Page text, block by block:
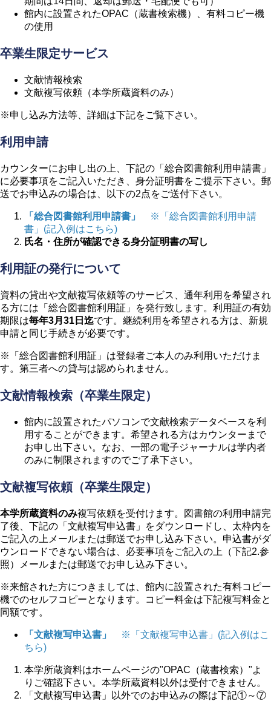
館内に設置されたOPAC（蔵書検索機）、有料コピー機
の使用
卒業生限定サービス
文献情報検索
文献複写依頼（本学所蔵資料のみ）
※申し込み方法等、詳細は下記をご覧下さい。
利用申請
カウンターにお申し出の上、下記の「総合図書館利用申請書」
に必要事項をご記入いただき、身分証明書をご提示下さい。郵
送でお申込みの場合は、以下の2点をご送付下さい。
「総合図書館利用申請書」
※「総合図書館利用申請
書」(記入例はこちら)
氏名・住所が確認できる身分証明書の写し
利用証の発行について
資料の貸出や文献複写依頼等のサービス、通年利用を希望され
る方には「総合図書館利用証」を発行致します。利用証の有効
期限は毎年3月31日迄です。継続利用を希望される方は、新規
申請と同じ手続きが必要です。
※「総合図書館利用証」は登録者ご本人のみ利用いただけま
す。第三者への貸与は認められません。
文献情報検索（卒業生限定）
館内に設置されたパソコンで文献検索データベースを利
用することができます。希望される方はカウンターまで
お申し出下さい。なお、一部の電子ジャーナルは学内者
のみに制限されますのでご了承下さい。
文献複写依頼（卒業生限定）
本学所蔵資料のみ複写依頼を受付けます。図書館の利用申請完
了後、下記の「文献複写申込書」をダウンロードし、太枠内を
ご記入の上メールまたは郵送でお申し込み下さい。申込書がダ
ウンロードできない場合は、必要事項をご記入の上（下記2.参
照）メールまたは郵送でお申し込み下さい。
※来館された方につきましては、館内に設置された有料コピー
機でのセルフコピーとなります。コピー料金は下記複写料金と
同額です。
「文献複写申込書」
※「文献複写申込書」(記入例はこ
ちら)
本学所蔵資料はホームページの"OPAC（蔵書検索）"よ
りご確認下さい。本学所蔵資料以外は受付できません。
「文献複写申込書」以外でのお申込みの際は下記①～⑦